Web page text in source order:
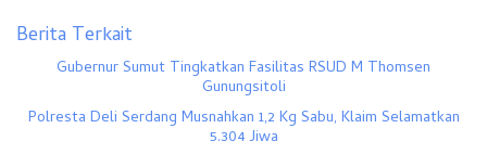
Berita Terkait
Gubernur Sumut Tingkatkan Fasilitas RSUD M Thomsen
Gunungsitoli
Polresta Deli Serdang Musnahkan 1,2 Kg Sabu, Klaim Selamatkan
5.304 Jiwa